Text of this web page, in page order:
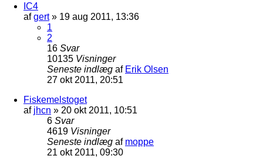
IC4
afgert» 19 aug 2011, 13:36
1
2
16 Svar
10135 Visninger
Seneste indlæg af Erik Olsen
27 okt 2011, 20:51
Fiskemelstoget
af jhcn » 20 okt 2011, 10:51
6 Svar
4619 Visninger
Seneste indlæg af moppe
21 okt 2011, 09:30